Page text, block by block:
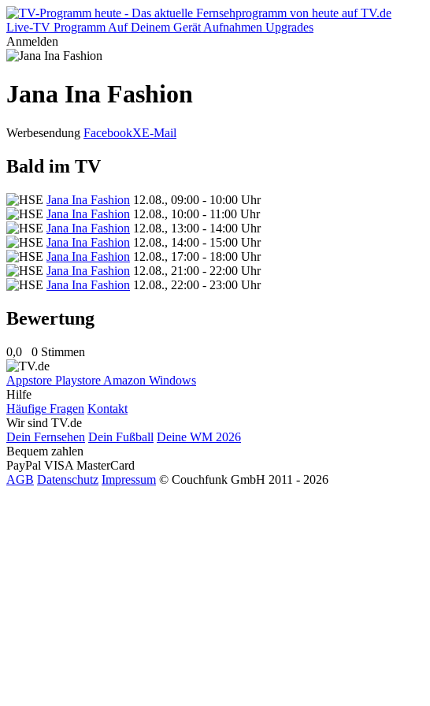
Live-TV Programm Auf Deinem Gerät Aufnahmen Upgrades
Anmelden
Jana Ina Fashion
Werbesendung FacebookXE-Mail
Bald im TV
Jana Ina Fashion 12.08., 09:00 - 10:00 Uhr
Jana Ina Fashion 12.08., 10:00 - 11:00 Uhr
Jana Ina Fashion 12.08., 13:00 - 14:00 Uhr
Jana Ina Fashion 12.08., 14:00 - 15:00 Uhr
Jana Ina Fashion 12.08., 17:00 - 18:00 Uhr
Jana Ina Fashion 12.08., 21:00 - 22:00 Uhr
Jana Ina Fashion 12.08., 22:00 - 23:00 Uhr
Bewertung
0,0 0 Stimmen
Appstore Playstore Amazon Windows
Hilfe
Häufige Fragen Kontakt
Wir sind TV.de
Dein Fernsehen Dein Fußball Deine WM 2026
Bequem zahlen
PayPal VISA MasterCard
AGB Datenschutz Impressum © Couchfunk GmbH 2011 - 2026